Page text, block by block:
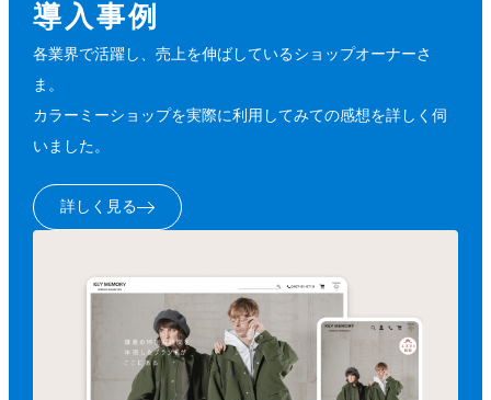
導入事例
各業界で活躍し、売上を伸ばしているショップオーナーさ
ま。
カラーミーショップを実際に利用してみての感想を詳しく伺
いました。
詳しく見る